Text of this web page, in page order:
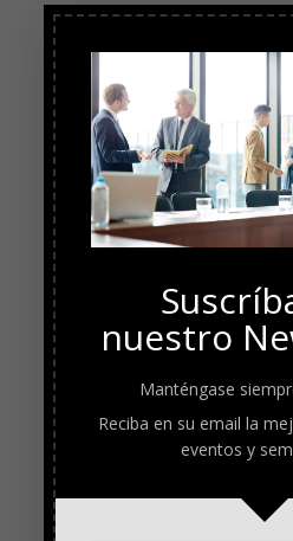
nuestro
Manténgase
Reciba en su email la
eventos y